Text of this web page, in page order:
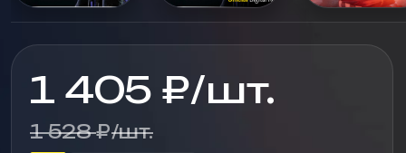
1 405 ₽/шт.
1 528 ₽/шт.